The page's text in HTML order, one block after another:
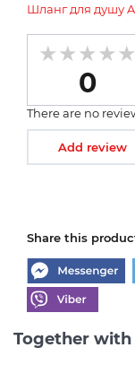
Шланг для душу
0
There are no
Add review
Share this
Together